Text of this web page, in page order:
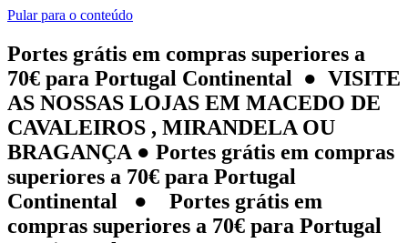
Pular para o conteúdo
Portes grátis em compras superiores a
70€ para Portugal Continental ● VISITE
AS NOSSAS LOJAS EM MACEDO DE
CAVALEIROS , MIRANDELA OU
BRAGANÇA ● Portes grátis em compras
superiores a 70€ para Portugal
Continental ● Portes grátis em
compras superiores a 70€ para Portugal